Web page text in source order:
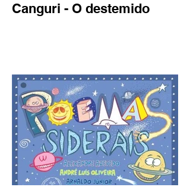
Canguri - O destemido